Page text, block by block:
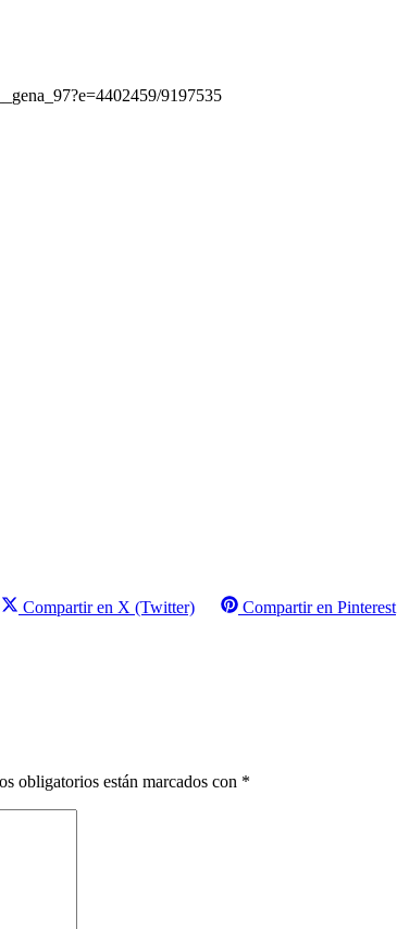
9197535
Compartir en X (Twitter) Compartir en Pinterest
obligatorios están marcados con *